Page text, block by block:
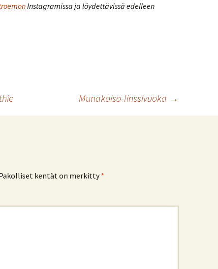
Instagramissa ja löydettävissä edelleen
Munakoiso-linssivuoka →
kentät on merkitty*